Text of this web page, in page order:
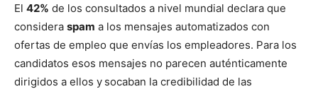
El 42% de los consultados a nivel mundial declara que
considera spam a los mensajes automatizados con
ofertas de empleo que envías los empleadores. Para los
candidatos esos mensajes no parecen auténticamente
dirigidos a ellos y socaban la credibilidad de las